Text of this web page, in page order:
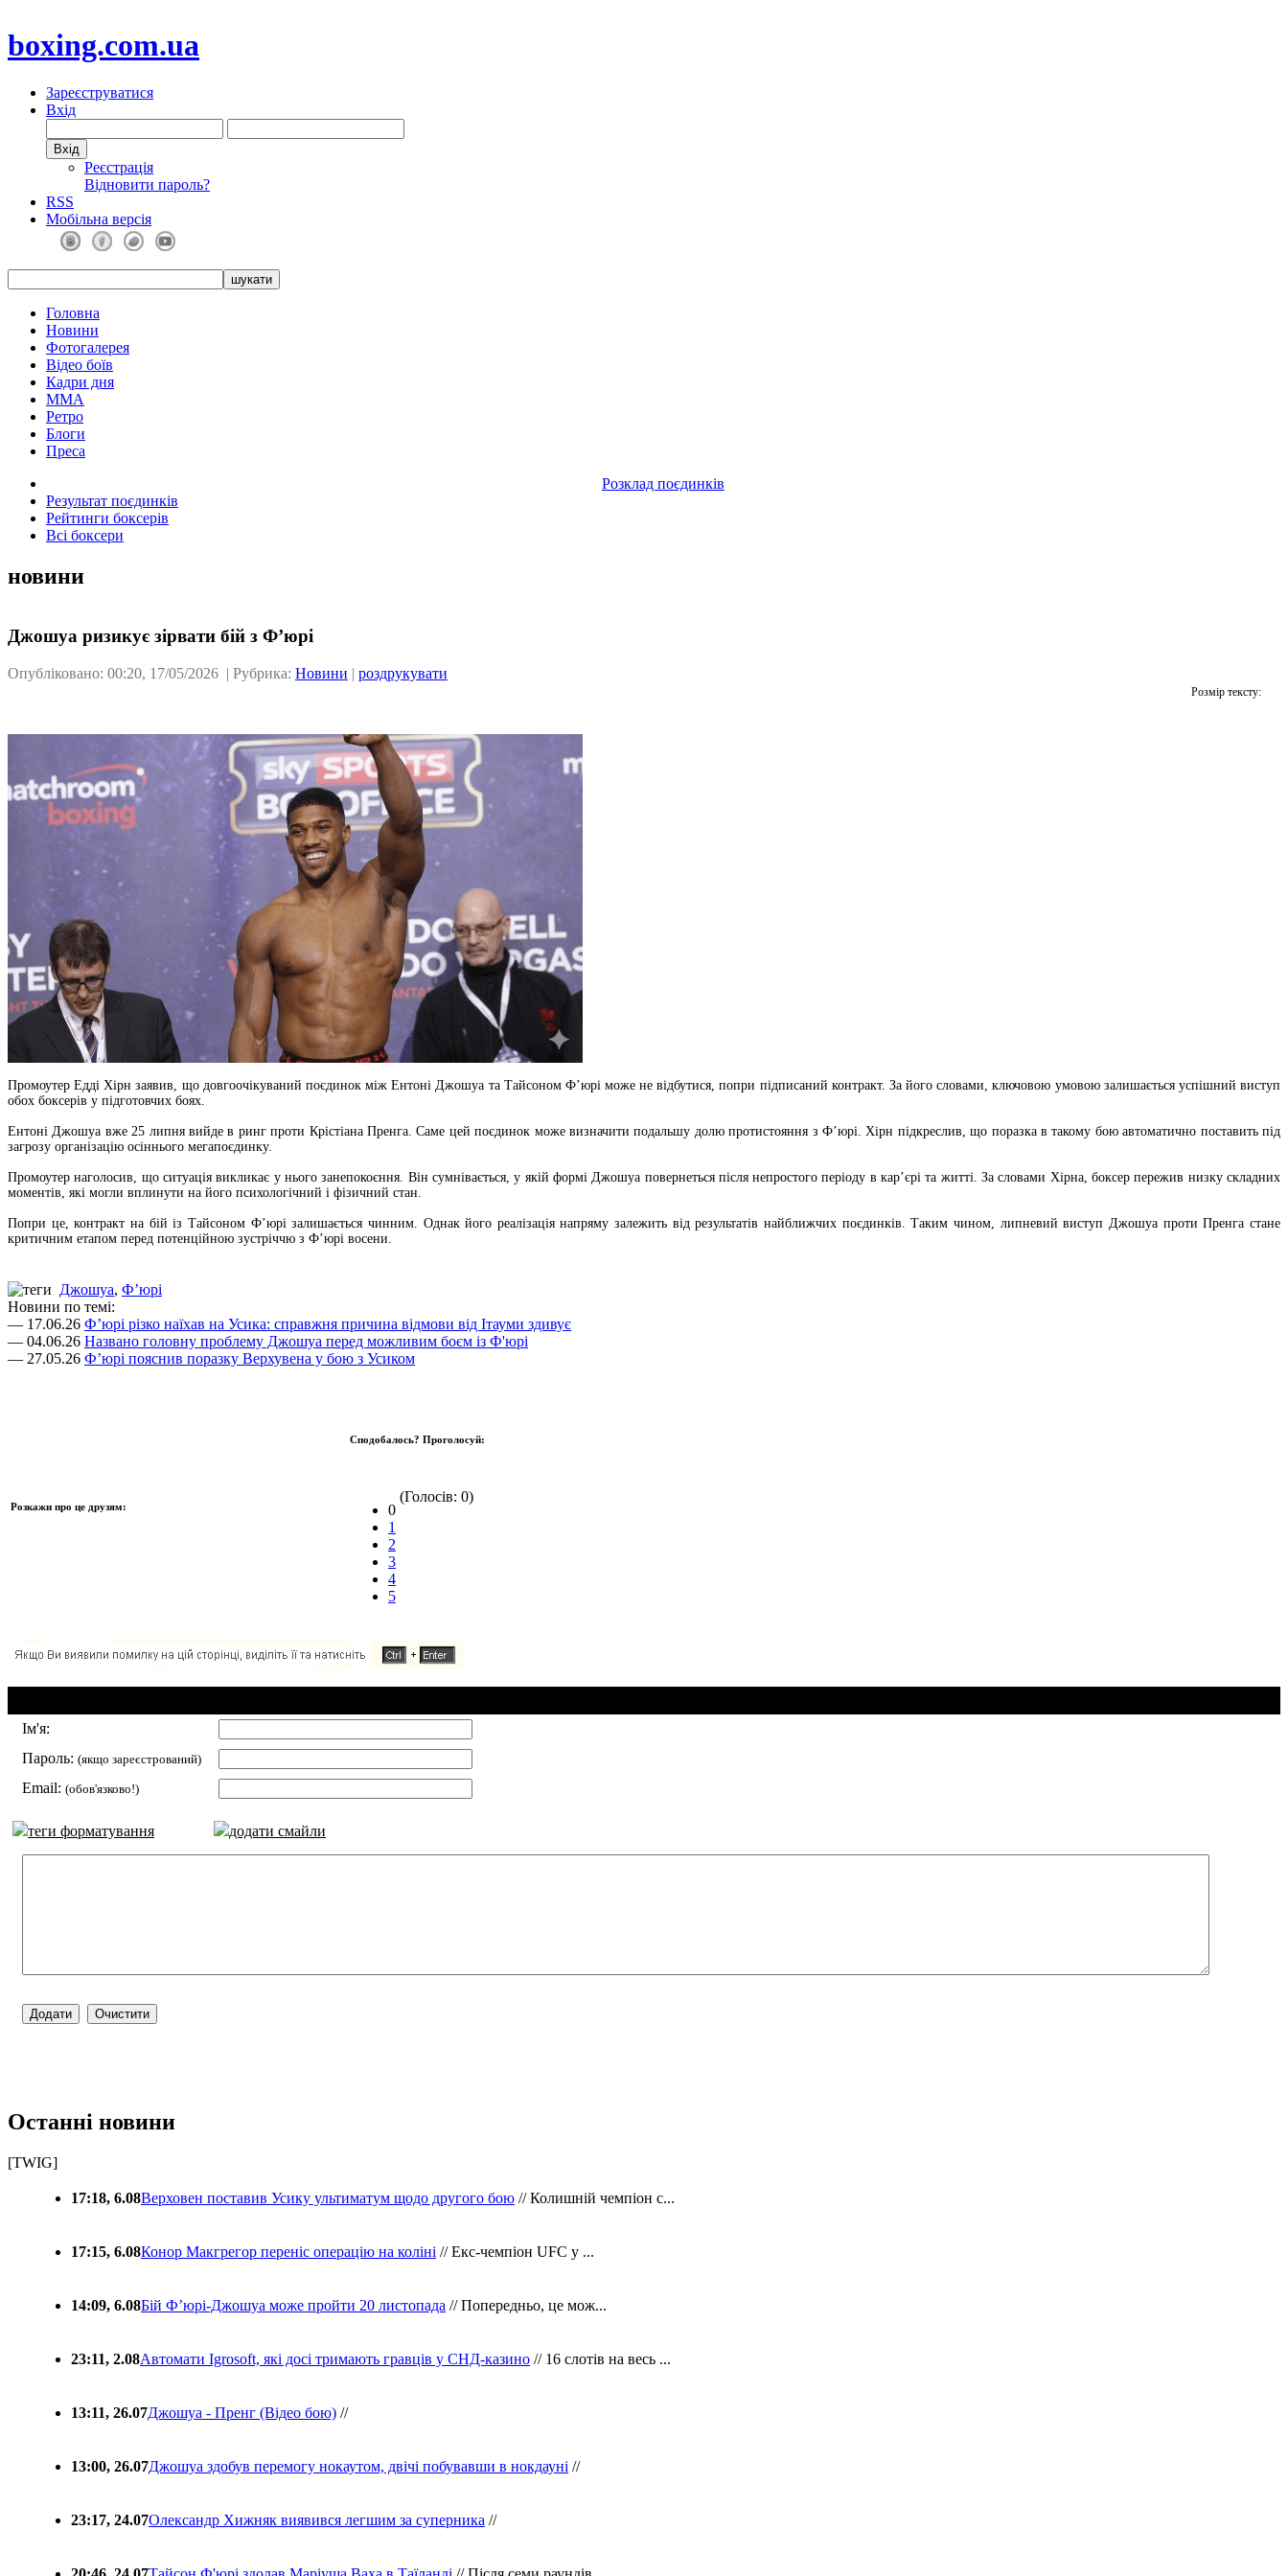
boxing.com.ua
Зареєструватися
Вхід
Реєстрація
Відновити пароль?
RSS
Мобільна версія
Головна
Новини
Фотогалерея
Відео боїв
Кадри дня
ММА
Ретро
Блоги
Преса
Розклад поєдинків
Результат поєдинків
Рейтинги боксерів
Всі боксери
новини
Джошуа ризикує зірвати бій з Ф’юрі
Опубліковано: 00:20, 17/05/2026 | Рубрика: Новини | роздрукувати
Розмір тексту:
Промоутер Едді Хірн заявив, що довгоочікуваний поєдинок між Ентоні Джошуа та Тайсоном Ф’юрі може не відбутися, попри підписаний контракт. За його словами, ключовою умовою залишається успішний виступ
обох боксерів у підготовчих боях.
Ентоні Джошуа вже 25 липня вийде в ринг проти Крістіана Пренга. Саме цей поєдинок може визначити подальшу долю протистояння з Ф’юрі. Хірн підкреслив, що поразка в такому бою автоматично поставить під
загрозу організацію осіннього мегапоєдинку.
Промоутер наголосив, що ситуація викликає у нього занепокоєння. Він сумнівається, у якій формі Джошуа повернеться після непростого періоду в кар’єрі та житті. За словами Хірна, боксер пережив низку складних
моментів, які могли вплинути на його психологічний і фізичний стан.
Попри це, контракт на бій із Тайсоном Ф’юрі залишається чинним. Однак його реалізація напряму залежить від результатів найближчих поєдинків. Таким чином, липневий виступ Джошуа проти Пренга стане
критичним етапом перед потенційною зустріччю з Ф’юрі восени.
Джошуа, Ф’юрі
Новини по темі:
— 17.06.26 Ф’юрі різко наїхав на Усика: справжня причина відмови від Ітауми здивує
— 04.06.26 Названо головну проблему Джошуа перед можливим боєм із Ф'юрі
— 27.05.26 Ф’юрі пояснив поразку Верхувена у бою з Усиком
Розкажи про це друзям:
Сподобалось? Проголосуй:
0
1
2
3
4
5
(Голосів: 0)
Ім'я:
Пароль: (якщо зареєстрований)
Email: (обов'язково!)
теги форматування додати смайли
Останні новини
[TWIG]
17:18, 6.08Верховен поставив Усику ультиматум щодо другого бою // Колишній чемпіон с...
17:15, 6.08Конор Макгрегор переніс операцію на коліні // Екс-чемпіон UFC у ...
14:09, 6.08Бій Ф’юрі-Джошуа може пройти 20 листопада // Попередньо, це мож...
23:11, 2.08Автомати Igrosoft, які досі тримають гравців у СНД-казино // 16 слотів на весь ...
13:11, 26.07Джошуа - Пренг (Відео бою) //
13:00, 26.07Джошуа здобув перемогу нокаутом, двічі побувавши в нокдауні //
23:17, 24.07Олександр Хижняк виявився легшим за суперника //